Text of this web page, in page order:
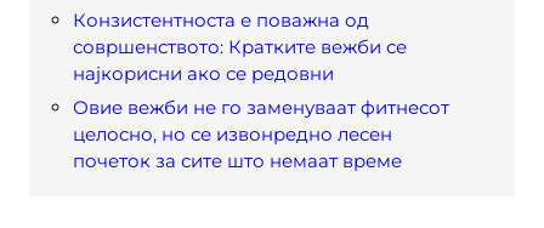
Конзистентноста е поважна од
совршенството: Кратките вежби се
најкорисни ако се редовни
Овие вежби не го заменуваат фитнесот
целосно, но се извонредно лесен
почеток за сите што немаат време